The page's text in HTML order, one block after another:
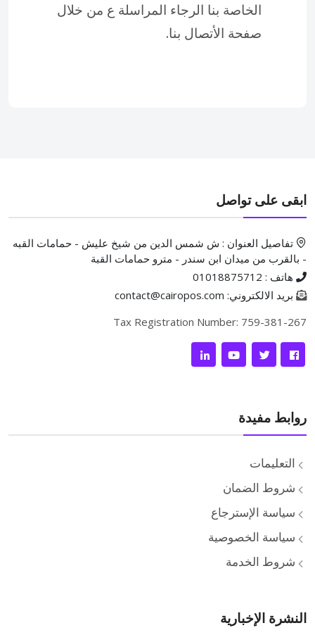
الخاصة بنا الرجاء المراسلة ع من خلال
صفحة الأتصال بنا.
ابقى على تواصل
تفاصيل العنوان : ش شمس الدين من شيخ عليش - حمامات القبه
- بالقرب من ميدان ابن سندر - مترو حمامات القبة
هاتف : 01018875712
بريد الالكتروني: contact@cairopos.com
Tax Registration Number: 759-381-267
روابط مفيدة
التعليمات
شروط الضمان
سياسة الإسترجاع
سياسة الخصوصية
شروط الخدمة
النشرة الإخبارية